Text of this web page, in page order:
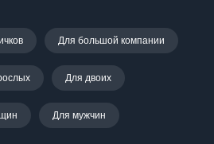
Для большой компании
Для двоих
Для мужчин